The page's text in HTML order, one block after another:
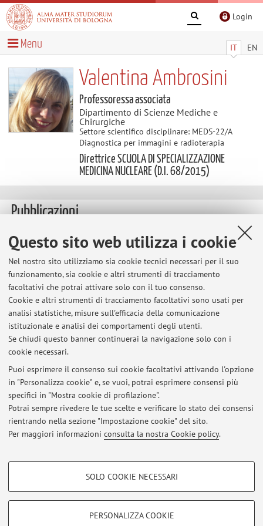
Questo sito web utilizza i cookie
Nel nostro sito utilizziamo sia cookie tecnici necessari per il suo
funzionamento, sia cookie e altri strumenti di tracciamento
facoltativi che potrai attivare solo con il tuo consenso.
Cookie e altri strumenti di tracciamento facoltativi sono usati per
analisi statistiche, misure sull'efficacia della comunicazione
istituzionale e analisi dei comportamenti degli utenti.
Se chiudi questo banner continuerai la navigazione solo con i
cookie necessari.
Puoi esprimere il consenso sui cookie facoltativi attivando l'opzione
in "Personalizza cookie" e, se vuoi, potrai esprimere consensi più
specifici in "Mostra cookie di profilazione".
Potrai sempre rivedere le tue scelte e verificare lo stato dei consensi
rientrando nella sezione "Impostazione cookie" del sito.
Per maggiori informazioni consulta la nostra Cookie policy.
COOKIE DI PROFILAZIONE - FACOLTATIVI
SOLO COOKIE NECESSARI
PERSONALIZZA COOKIE
Login
IT EN
Menu
Valentina Ambrosini
Professoressa associata
Dipartimento di Scienze Mediche e
Chirurgiche
Settore scientifico disciplinare: MEDS-22/A
Diagnostica per immagini e radioterapia
Direttrice SCUOLA DI SPECIALIZZAZIONE
MEDICINA NUCLEARE (D.I. 68/2015)
Pubblicazioni
vai alle Pubblicazioni
Pubblicazioni antecedenti il 2004
V. Ambrosini , A. Cancellieri, M. Chilosi, M. Zompatori , R.
Trisolini, L. Saragoni, V. Poletti. Acute exacerbation of
idiopathic pulmonary fibrosis: report of a series.
2003; 22: 821–826.
Ultimi avvisi
Scopri la Scuola di Specializzazione in Medicina Nucleare di Bologna
Pubblicato il: 07 luglio 2026
Area riservata
Accedi tramiteloginper gestire tutti i contenuti del sito.